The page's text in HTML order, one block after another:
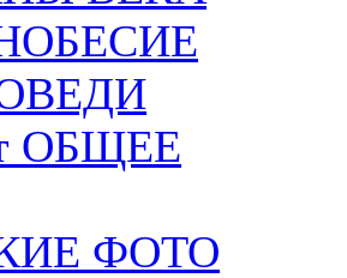
ОБЩЕЕ
ФОТО